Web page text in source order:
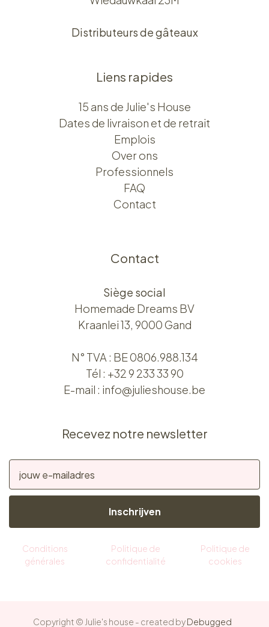
Distributeurs de gâteaux
Liens rapides
15 ans de Julie's House
Dates de livraison et de retrait
Emplois
Over ons​​
Professionnels
FAQ
Contact
Contact
Siège social
Homemade Dreams BV
Kraanlei 13, 9000 Gand
N° TVA : BE 0806.988.134
Tél : +32 9 233 33 90
E-mail : info@julieshouse.be
Recevez notre newsletter
Inschrijven
Conditions
générales
Politique de
confidentialité
Politique de
cookies
Copyright © Julie's house - created byDebugged